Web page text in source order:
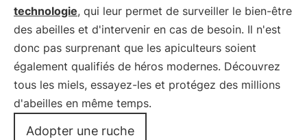
technologie, qui leur permet de surveiller le bien-être
des abeilles et d'intervenir en cas de besoin. Il n'est
donc pas surprenant que les apiculteurs soient
également qualifiés de héros modernes. Découvrez
tous les miels, essayez-les et protégez des millions
d'abeilles en même temps.
Adopter une ruche